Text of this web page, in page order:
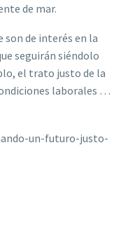
de mar.
son de interés en la
seguirán siéndolo
el trato justo de la
laborales …
un-futuro-justo-